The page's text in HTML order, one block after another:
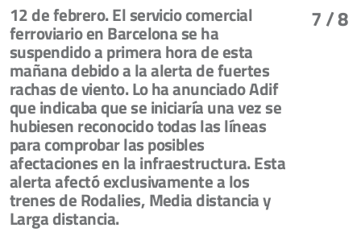
7/ 8
12 de febrero. El servicio comercial
ferroviario en Barcelona se ha
suspendido a primera hora de esta
mañana debido a la alerta de fuertes
rachas de viento. Lo ha anunciado Adif
que indicaba que se iniciaría una vez se
hubiesen reconocido todas las líneas
para comprobar las posibles
afectaciones en la infraestructura. Esta
alerta afectó exclusivamente a los
trenes de Rodalies, Media distancia y
Larga distancia.